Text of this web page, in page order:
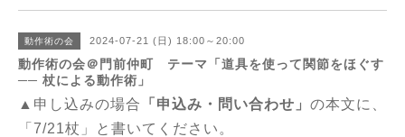
動作術の会 2024-07-21 (日) 18:00～20:00
動作術の会＠門前仲町 テーマ「道具を使って関節をほぐす
── 杖による動作術」
▲申し込みの場合 「申込み・問い合わせ」 の本文に、
「7/21杖」と書いてください。